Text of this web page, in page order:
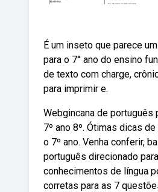
É um inseto que parece
para o 7° ano do ensino
de texto com charge,
para imprimir e.
Webgincana de português
7º ano 8º. Ótimas dicas
o 7º ano. Venha conferir,
português direcionado
conhecimentos de língua
corretas para as 7